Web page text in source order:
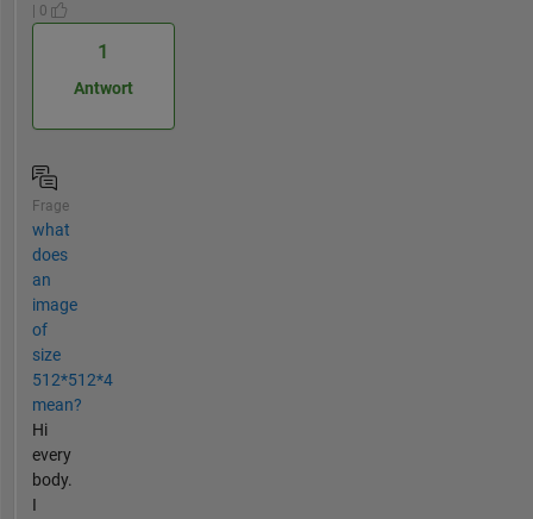
| 0
1
Antwort
Frage
what
does
an
image
of
size
512*512*4
mean?
Hi
every
body.
I